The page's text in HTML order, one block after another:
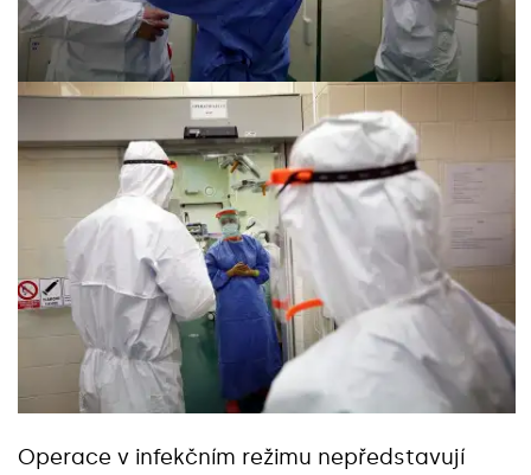
Operace v infekčním režimu nepředstavují